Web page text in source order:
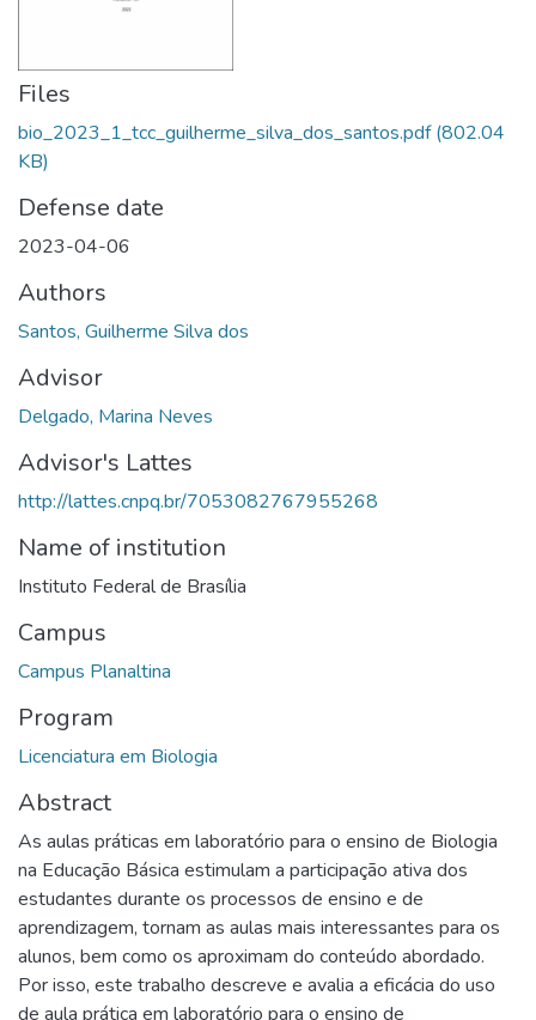
Files
bio_2023_1_tcc_guilherme_silva_dos_santos.pdf(802.04
KB)
Defense date
2023-04-06
Authors
Santos, Guilherme Silva dos
Advisor
Delgado, Marina Neves
Advisor's Lattes
http://lattes.cnpq.br/7053082767955268
Name of institution
Instituto Federal de Brasília
Campus
Campus Planaltina
Program
Licenciatura em Biologia
Abstract
As aulas práticas em laboratório para o ensino de Biologia
na Educação Básica estimulam a participação ativa dos
estudantes durante os processos de ensino e de
aprendizagem, tornam as aulas mais interessantes para os
alunos, bem como os aproximam do conteúdo abordado.
Por isso, este trabalho descreve e avalia a eficácia do uso
de aula prática em laboratório para o ensino de